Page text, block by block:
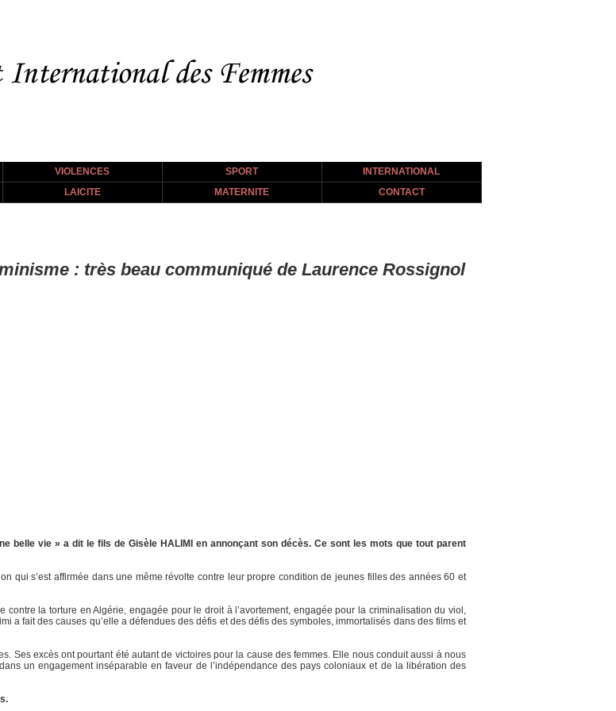
VIOLENCES SPORT
INTERNATIONAL
LAICITE MATERNITE CONTACT
: très beau communiqué de Laurence Rossignol
belle vie » a dit le fils de Gisèle HALIMI en annonçant son décès. Ce sont les mots que tout parent
qui s’est affirmée dans une même révolte contre leur propre condition de jeunes filles des années 60 et
contre la torture en Algérie, engagée pour le droit à l’avortement, engagée pour la criminalisation du viol,
a fait des causes qu’elle a défendues des défis et des défis des symboles, immortalisés dans des films et
Ses excès ont pourtant été autant de victoires pour la cause des femmes. Elle nous conduit aussi à nous
un engagement inséparable en faveur de l’indépendance des pays coloniaux et de la libération des